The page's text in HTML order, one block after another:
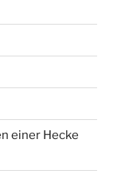
einer Hecke